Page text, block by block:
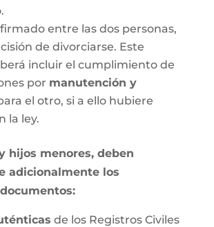
entre las dos personas,
de divorciarse. Este
incluir el cumplimiento de
por manutención y
el otro, si a ello hubiere
la ley.
hijos menores, deben
adicionalmente los
de los Registros Civiles